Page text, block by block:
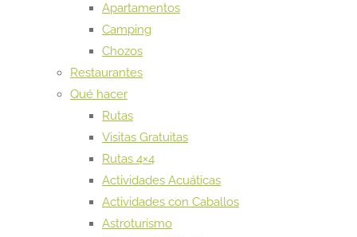
Apartamentos
Camping
Chozos
Restaurantes
Qué hacer
Rutas
Visitas Gratuitas
Rutas 4×4
Actividades Acuáticas
Actividades con Caballos
Astroturismo